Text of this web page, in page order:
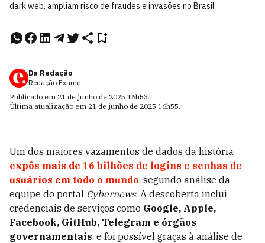
dark web, ampliam risco de fraudes e invasões no Brasil
Da Redação
Redação Exame
Publicado em 21 de junho de 2025 16h53.
Última atualização em 21 de junho de 2025 16h55.
Um dos maiores vazamentos de dados da história
expôs mais de 16 bilhões de logins e senhas de
usuários em todo o mundo, segundo análise da
equipe do portal Cybernews. A descoberta inclui
credenciais de serviços como Google, Apple,
Facebook, GitHub, Telegram e órgãos
governamentais, e foi possível graças à análise de